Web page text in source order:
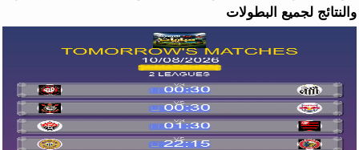
والنتائج لجميع البطولات